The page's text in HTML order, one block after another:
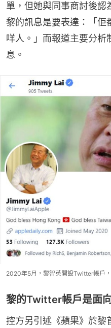
單，但她與同事商討後認
黎的訊息是要表達：「佢
咩人。」而報道主要分析
息。
2020年5月，黎智英開設Twitter帳戶
黎的Twitter帳戶是面
控方另引述《蘋果》於黎